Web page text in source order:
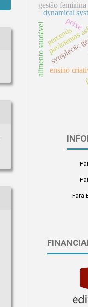
symplectic
pavimentos
dynamical
peixe
alimento saudável ensino
gestão feminina
percentis
Para